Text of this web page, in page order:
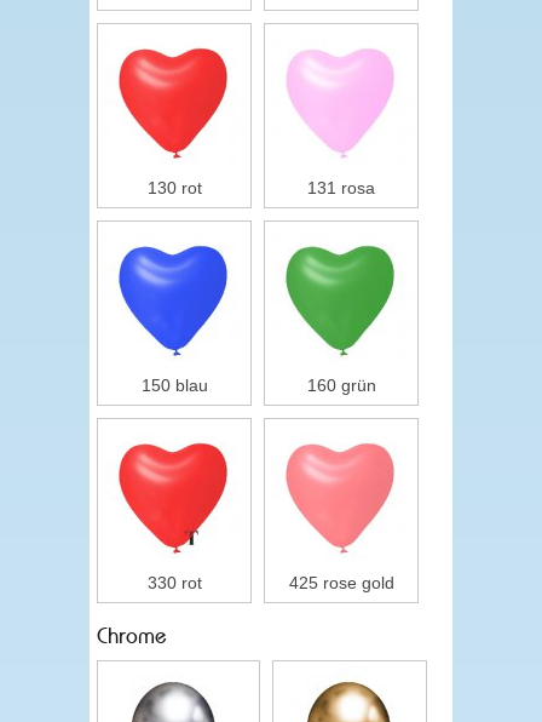
130 rot 131 rosa
150 blau 160 grün
330 rot 425 rose gold
Chrome